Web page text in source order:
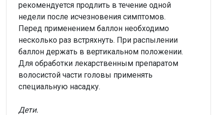
рекомендуется продлить в течение одной
недели после исчезновения симптомов.
Перед применением баллон необходимо
несколько раз встряхнуть. При распылении
баллон держать в вертикальном положении.
Для обработки лекарственным препаратом
волосистой части головы применять
специальную насадку.
Дети.